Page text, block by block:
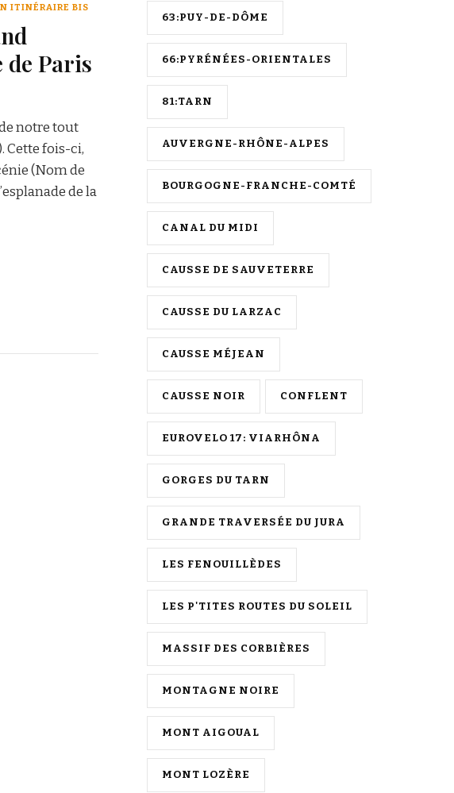
ITINÉRAIRE BIS
Paris
notre tout
Cette fois-ci,
(Nom de
de la
63:PUY-DE-DÔME
66:PYRÉNÉES-ORIENTALES
81:TARN
AUVERGNE-RHÔNE-ALPES
BOURGOGNE-FRANCHE-COMTÉ
CANAL DU MIDI
CAUSSE DE SAUVETERRE
CAUSSE DU LARZAC
CAUSSE MÉJEAN
CAUSSE NOIR CONFLENT
EUROVELO 17: VIARHÔNA
GORGES DU TARN
GRANDE TRAVERSÉE DU JURA
LES FENOUILLÈDES
LES P'TITES ROUTES DU SOLEIL
MASSIF DES CORBIÈRES
MONTAGNE NOIRE
MONT AIGOUAL
MONT LOZÈRE